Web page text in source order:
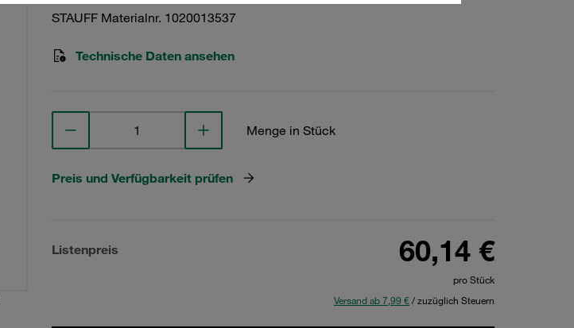
STAUFF Materialnr. 1020013537
Technische Daten ansehen
Menge in Stück
Preis und Verfügbarkeit prüfen
Listenpreis 60,14 €
pro Stück
Versand ab 7,99 €/ zuzüglich Steuern